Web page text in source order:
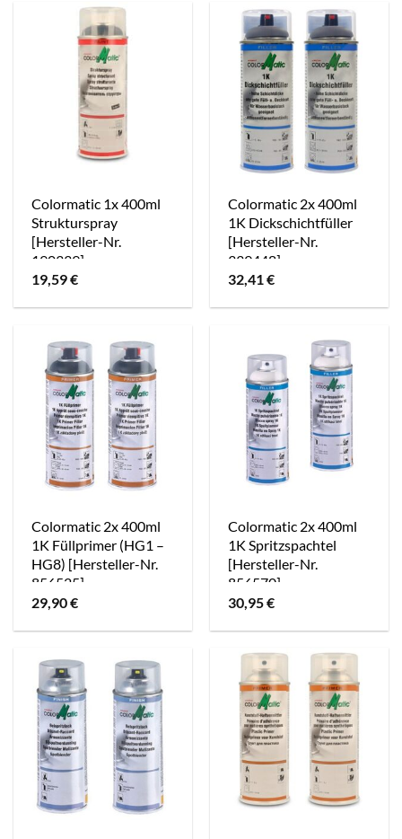
Colormatic 1x 400ml
Strukturspray
[Hersteller-Nr.
190339]
19,59€
Colormatic 2x 400ml
1K Dickschichtfüller
[Hersteller-Nr.
339448]
32,41€
Colormatic 2x 400ml
1K Füllprimer (HG1 –
HG8) [Hersteller-Nr.
856525]
29,90€
Colormatic 2x 400ml
1K Spritzspachtel
[Hersteller-Nr.
856570]
30,95€